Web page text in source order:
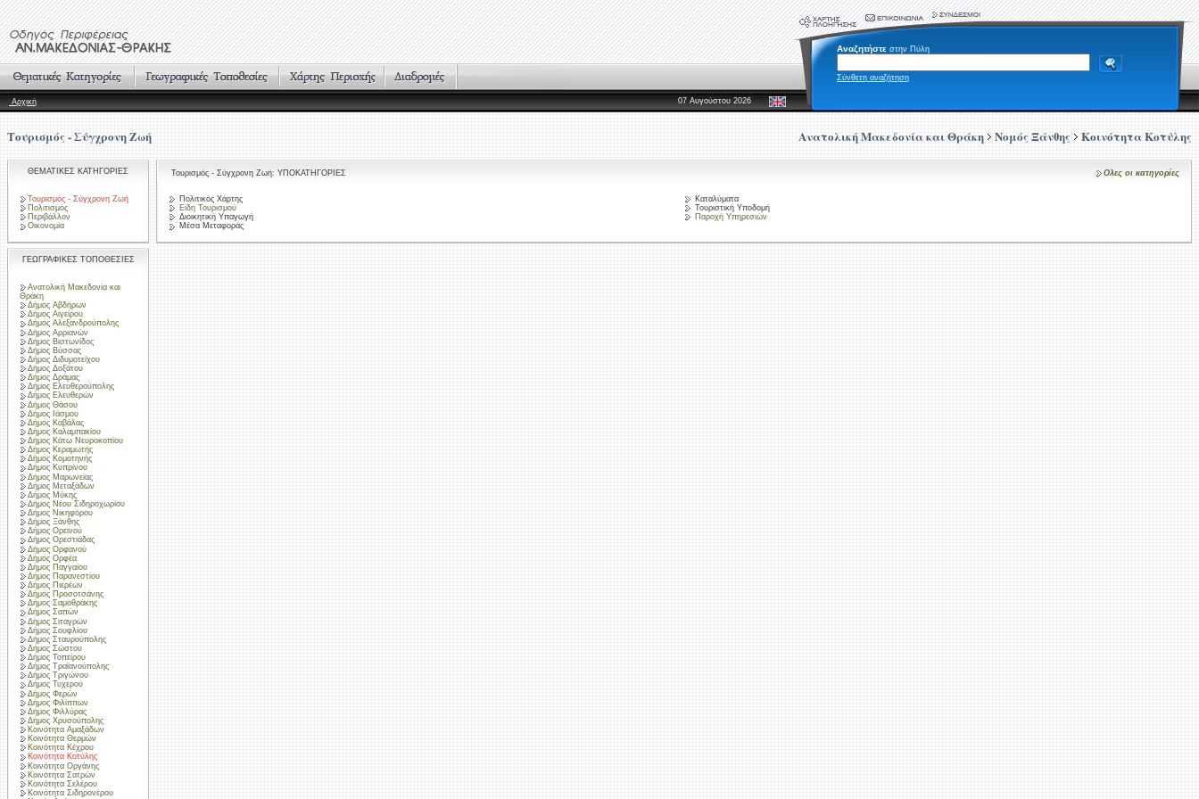
Αναζητήστε στην Πύλη
Σύνθετη αναζήτηση
Αρχική 07 Αυγούστου 2026
Τουρισμός - Σύγχρονη Ζωή Ανατολική Μακεδονία και Θράκη Νομός Ξάνθης Κοινότητα Κοτύλης
ΘΕΜΑΤΙΚΕΣ ΚΑΤΗΓΟΡΙΕΣ
Τουρισμός - Σύγχρονη Ζωή
Πολιτισμός
Περιβάλλον
Οικονομία
ΓΕΩΓΡΑΦΙΚΕΣ ΤΟΠΟΘΕΣΙΕΣ
Ανατολική Μακεδονία και
Θράκη
Δήμος Αβδήρων
Δήμος Αιγείρου
Δήμος Αλεξανδρούπολης
Δήμος Αρριανών
Δήμος Βιστωνίδος
Δήμος Βύσσας
Δήμος Διδυμοτείχου
Δήμος Δοξάτου
Δήμος Δράμας
Δήμος Ελευθερούπολης
Δήμος Ελευθερών
Δήμος Θάσου
Δήμος Ιάσμου
Δήμος Καβάλας
Δήμος Καλαμπακίου
Δήμος Κάτω Νευροκοπίου
Δήμος Κεραμωτής
Δήμος Κομοτηνής
Δήμος Κυπρίνου
Δήμος Μαρωνείας
Δήμος Μεταξάδων
Δήμος Μύκης
Δήμος Νέου Σιδηροχωρίου
Δήμος Νικηφόρου
Δήμος Ξάνθης
Δήμος Ορεινού
Δήμος Ορεστιάδας
Δήμος Ορφανού
Δήμος Ορφέα
Δήμος Παγγαίου
Δήμος Παρανεστίου
Δήμος Πιερέων
Δήμος Προσοτσάνης
Δήμος Σαμοθράκης
Δήμος Σαπών
Δήμος Σιταγρών
Δήμος Σουφλίου
Δήμος Σταυρούπολης
Δήμος Σώστου
Δήμος Τοπείρου
Δήμος Τραϊανούπολης
Δήμος Τριγώνου
Δήμος Τυχερού
Δήμος Φερών
Δήμος Φιλίππων
Δήμος Φιλλύρας
Δήμος Χρυσούπολης
Κοινότητα Αμαξάδων
Κοινότητα Θερμών
Κοινότητα Κέχρου
Κοινότητα Κοτύλης
Κοινότητα Οργάνης
Κοινότητα Σατρών
Κοινότητα Σελέρου
Κοινότητα Σιδηρονέρου
Τουρισμός - Σύγχρονη Ζωή: ΥΠΟΚΑΤΗΓΟΡΙΕΣ Ολες οι κατηγορίες
Πολιτικός Χάρτης
Είδη Τουρισμού
Διοικητική Υπαγωγή
Μέσα Μεταφοράς
Καταλύματα
Τουριστική Υποδομή
Παροχή Υπηρεσιών